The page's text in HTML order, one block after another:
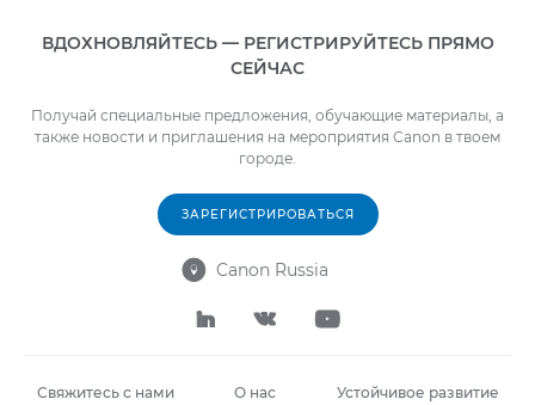
ВДОХНОВЛЯЙТЕСЬ — РЕГИСТРИРУЙТЕСЬ ПРЯМО
СЕЙЧАС
Получай специальные предложения, обучающие материалы, а
также новости и приглашения на мероприятия Canon в твоем
городе.
ЗАРЕГИСТРИРОВАТЬСЯ
 Canon Russia
  
Свяжитесь с нами О нас Устойчивое развитие